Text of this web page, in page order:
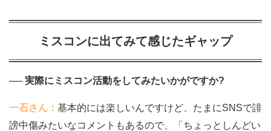
ミスコンに出てみて感じたギャップ
── 実際にミスコン活動をしてみたいかがですか?
一石さん： 基本的には楽しいんですけど、たまにSNSで誹
謗中傷みたいなコメントもあるので、「ちょっとしんどい